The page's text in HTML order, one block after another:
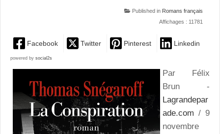
Published in Romans français
Affichages : 11781
Facebook Twitter Pinterest Linkedin
powered by social2s
Par Félix
Brun -
Lagrandepar
ade.com / 9
novembre